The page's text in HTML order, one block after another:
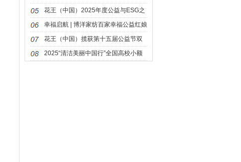
三八妇女节公益活动“多点情绪自由日”
花王（中国）2025年度公益与ESG之
路：荣光与温度同行
幸福启航 | 博洋家纺百家幸福公益红娘
站项目正式启动
花王（中国）揽获第十五届公益节双
奖 “同美共生”落地回响
2025“清洁美丽中国行”全国高校小额